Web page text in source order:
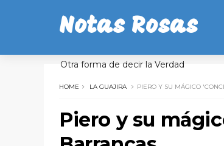
Notas Rosas
Otra forma de decir la Verdad
HOME LA GUAJIRA PIERO Y SU MÁGICO
Piero y su